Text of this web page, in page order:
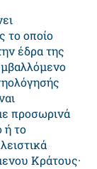
το οποίο
έδρα της
προσωρινά
ή το
Kράτους·